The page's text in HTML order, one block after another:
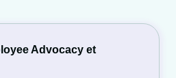
Advocacy et